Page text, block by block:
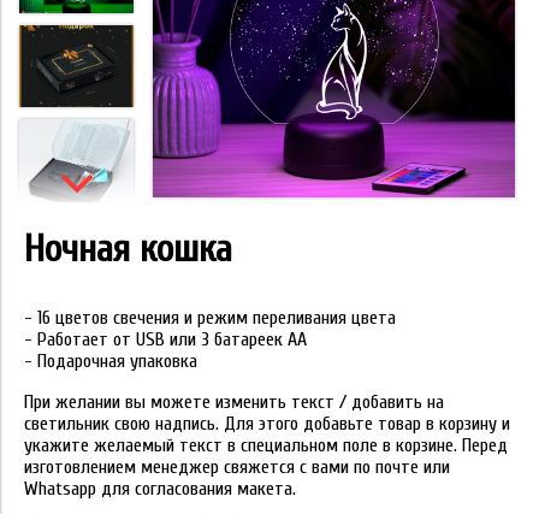
Ночная кошка
- 16 цветов свечения и режим переливания цвета
- Работает от USB или 3 батареек АА
- Подарочная упаковка
При желании вы можете изменить текст / добавить на
светильник свою надпись. Для этого добавьте товар в корзину и
укажите желаемый текст в специальном поле в корзине. Перед
изготовлением менеджер свяжется с вами по почте или
Whatsapp для согласования макета.